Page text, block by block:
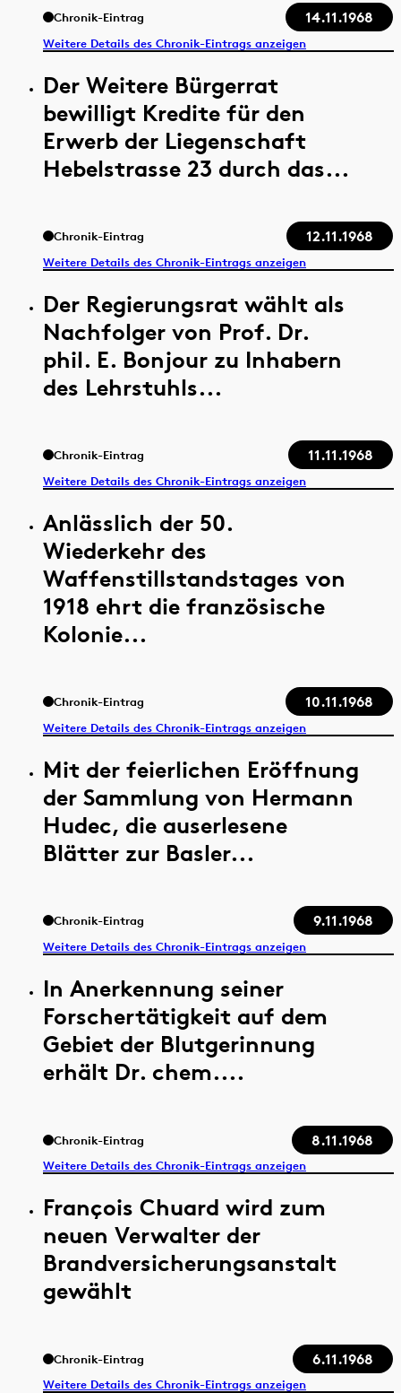
Chronik-Eintrag 14.11.1968
Weitere Details des Chronik-Eintrags anzeigen
Der Weitere Bürgerrat
bewilligt Kredite für den
Erwerb der Liegenschaft
Hebelstrasse 23 durch das...
Chronik-Eintrag 12.11.1968
Weitere Details des Chronik-Eintrags anzeigen
Der Regierungsrat wählt als
Nachfolger von Prof. Dr.
phil. E. Bonjour zu Inhabern
des Lehrstuhls...
Chronik-Eintrag 11.11.1968
Weitere Details des Chronik-Eintrags anzeigen
Anlässlich der 50.
Wiederkehr des
Waffenstillstandstages von
1918 ehrt die französische
Kolonie...
Chronik-Eintrag 10.11.1968
Weitere Details des Chronik-Eintrags anzeigen
Mit der feierlichen Eröffnung
der Sammlung von Hermann
Hudec, die auserlesene
Blätter zur Basler...
Chronik-Eintrag 9.11.1968
Weitere Details des Chronik-Eintrags anzeigen
In Anerkennung seiner
Forschertätigkeit auf dem
Gebiet der Blutgerinnung
erhält Dr. chem....
Chronik-Eintrag 8.11.1968
Weitere Details des Chronik-Eintrags anzeigen
François Chuard wird zum
neuen Verwalter der
Brandversicherungsanstalt
gewählt
Chronik-Eintrag 6.11.1968
Weitere Details des Chronik-Eintrags anzeigen